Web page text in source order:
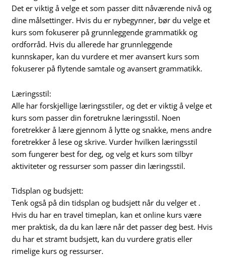
Det er viktig å velge et som passer ditt nåværende nivå og
dine målsettinger. Hvis du er nybegynner, bør du velge et
kurs som fokuserer på grunnleggende grammatikk og
ordforråd. Hvis du allerede har grunnleggende
kunnskaper, kan du vurdere et mer avansert kurs som
fokuserer på flytende samtale og avansert grammatikk.
Læringsstil:
Alle har forskjellige læringsstiler, og det er viktig å velge et
kurs som passer din foretrukne læringsstil. Noen
foretrekker å lære gjennom å lytte og snakke, mens andre
foretrekker å lese og skrive. Vurder hvilken læringsstil
som fungerer best for deg, og velg et kurs som tilbyr
aktiviteter og ressurser som passer din læringsstil.
Tidsplan og budsjett:
Tenk også på din tidsplan og budsjett når du velger et .
Hvis du har en travel timeplan, kan et online kurs være
mer praktisk, da du kan lære når det passer deg best. Hvis
du har et stramt budsjett, kan du vurdere gratis eller
rimelige kurs og ressurser.